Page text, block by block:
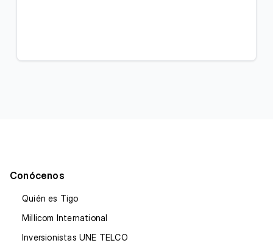
Conócenos
Quién es Tigo
Millicom International
Inversionistas UNE TELCO